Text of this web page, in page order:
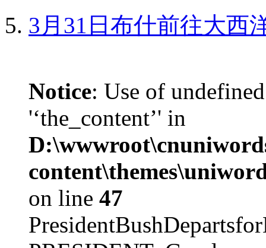
3月31日布什前往大西
Notice: Use of
'‘the_content’' in
on line 47